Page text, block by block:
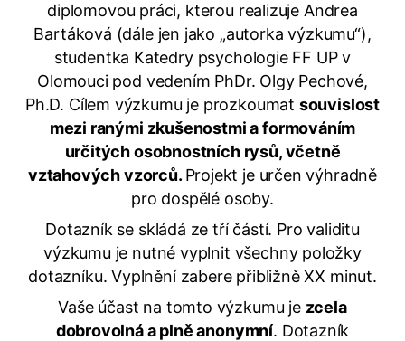
diplomovou práci, kterou realizuje Andrea
Bartáková (dále jen jako „autorka výzkumu“),
studentka Katedry psychologie FF UP v
Olomouci pod vedením PhDr. Olgy Pechové,
Ph.D. Cílem výzkumu je prozkoumat souvislost
mezi ranými zkušenostmi a formováním
určitých osobnostních rysů, včetně
vztahových vzorců. Projekt je určen výhradně
pro dospělé osoby.
Dotazník se skládá ze tří částí. Pro validitu
výzkumu je nutné vyplnit všechny položky
dotazníku. Vyplnění zabere přibližně XX minut.
Vaše účast na tomto výzkumu je zcela
dobrovolná a plně anonymní. Dotazník